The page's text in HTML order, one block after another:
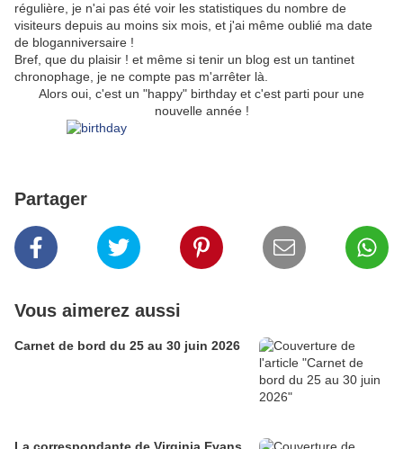
régulière, je n'ai pas été voir les statistiques du nombre de
visiteurs depuis au moins six mois, et j'ai même oublié ma date
de bloganniversaire !
Bref, que du plaisir ! et même si tenir un blog est un tantinet
chronophage, je ne compte pas m'arrêter là.
Alors oui, c'est un "happy" birthday et c'est parti pour une
nouvelle année !
Partager
Vous aimerez aussi
Carnet de bord du 25 au 30 juin 2026